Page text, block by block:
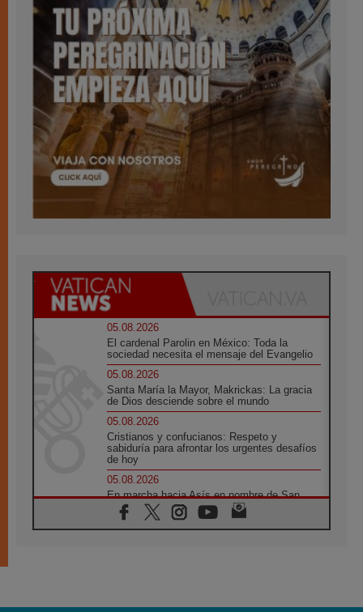
05.08.2026
El cardenal Parolin en México: Toda la
sociedad necesita el mensaje del Evangelio
05.08.2026
Santa María la Mayor, Makrickas: La gracia
de Dios desciende sobre el mundo
05.08.2026
Cristianos y confucianos: Respeto y
sabiduría para afrontar los urgentes desafíos
de hoy
05.08.2026
En marcha hacia Asís en nombre de San
Francisco, a la espera de León
05.08.2026